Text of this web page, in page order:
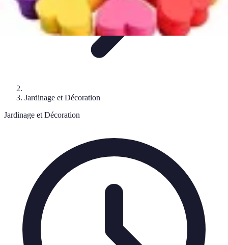
Jardinage et Décoration
Jardinage et Décoration